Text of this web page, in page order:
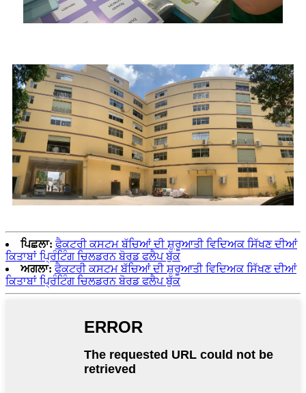
ਪਿਛਲਾ: ਫੈਕਟਰੀ ਕਸਟਮ ਬੱਚਿਆਂ ਦੀ ਸ਼ੁਰੂਆਤੀ ਵਿਦਿਅਕ ਸਿੱਖਣ ਦੀਆਂ
ਕਿਤਾਬਾਂ ਪ੍ਰਿੰਟਿੰਗ ਚਿਲਡਰਨ ਬੋਰਡ ਫਲੈਪ ਬੁੱਕ
ਅਗਲਾ: ਫੈਕਟਰੀ ਕਸਟਮ ਬੱਚਿਆਂ ਦੀ ਸ਼ੁਰੂਆਤੀ ਵਿਦਿਅਕ ਸਿੱਖਣ ਦੀਆਂ
ਕਿਤਾਬਾਂ ਪ੍ਰਿੰਟਿੰਗ ਚਿਲਡਰਨ ਬੋਰਡ ਫਲੈਪ ਬੁੱਕ